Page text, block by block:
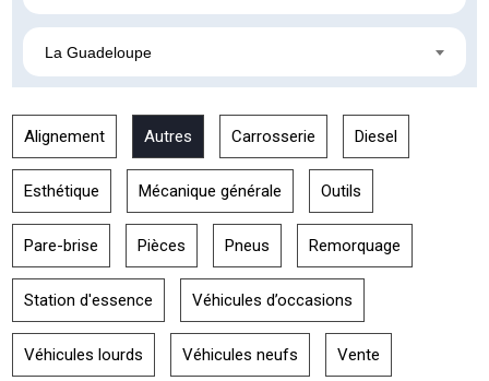
La Guadeloupe
Alignement Autres Carrosserie Diesel
Esthétique Mécanique générale Outils
Pare-brise Pièces Pneus Remorquage
Station d'essence Véhicules d’occasions
Véhicules lourds Véhicules neufs Vente